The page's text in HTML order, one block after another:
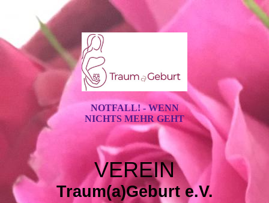
NOTFALL! - WENN
NICHTS MEHR GEHT
VEREIN
Traum(a)Geburt e.V.